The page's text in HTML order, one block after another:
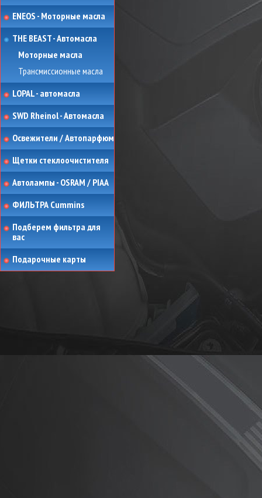
ENEOS - Моторные масла
THE BEAST - Автомасла
Моторные масла
Трансмиссионные масла
LOPAL - автомасла
SWD Rheinol - Автомасла
Освежители / Автопарфюм
Щетки стеклоочистителя
Автолампы - OSRAM / PIAA
ФИЛЬТРА Cummins
Подберем фильтра для
вас
Подарочные карты